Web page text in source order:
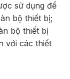
sử dụng để
bộ thiết bị;
bộ thiết bị
với các thiết